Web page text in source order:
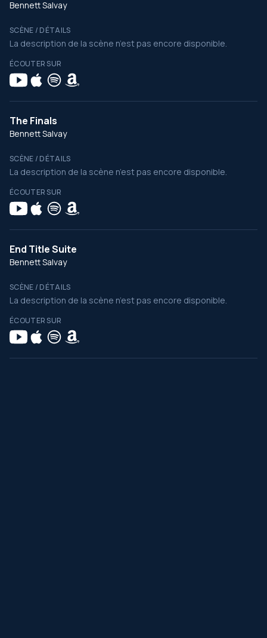
Bennett Salvay
SCÈNE / DÉTAILS
La description de la scène n’est pas encore disponible.
ÉCOUTER SUR
The Finals
Bennett Salvay
SCÈNE / DÉTAILS
La description de la scène n’est pas encore disponible.
ÉCOUTER SUR
End Title Suite
Bennett Salvay
SCÈNE / DÉTAILS
La description de la scène n’est pas encore disponible.
ÉCOUTER SUR